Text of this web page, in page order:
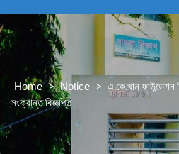
Home > Notice > এ.কে.খান
সংক্রান্ত বিজ্ঞপ্তি